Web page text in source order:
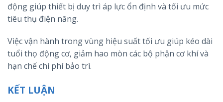
động giúp thiết bị duy trì áp lực ổn định và tối ưu mức
tiêu thụ điện năng.
Việc vận hành trong vùng hiệu suất tối ưu giúp kéo dài
tuổi thọ động cơ, giảm hao mòn các bộ phận cơ khí và
hạn chế chi phí bảo trì.
KẾT LUẬN